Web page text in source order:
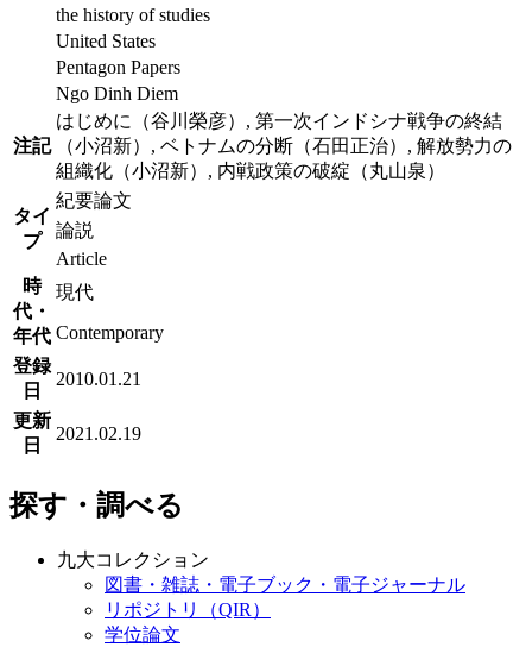
the history of studies
United States
Pentagon Papers
Ngo Dinh Diem
注記
はじめに（谷川榮彦）, 第一次インドシナ戦争の終結
（小沼新）, ベトナムの分断（石田正治）, 解放勢力の
組織化（小沼新）, 内戦政策の破綻（丸山泉）
タイ
プ
紀要論文
論説
Article
時
代・
年代
現代
Contemporary
登録
日
2010.01.21
更新
日
2021.02.19
探す・調べる
九大コレクション
図書・雑誌・電子ブック・電子ジャーナル
リポジトリ（QIR）
学位論文